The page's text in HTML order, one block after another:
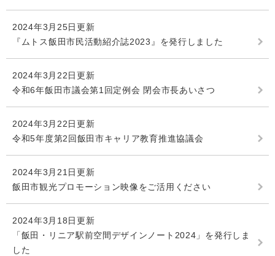
2024年3月25日更新
『ムトス飯田市民活動紹介誌2023』を発行しました
2024年3月22日更新
令和6年飯田市議会第1回定例会 閉会市長あいさつ
2024年3月22日更新
令和5年度第2回飯田市キャリア教育推進協議会
2024年3月21日更新
飯田市観光プロモーション映像をご活用ください
2024年3月18日更新
「飯田・リニア駅前空間デザインノート2024」を発行しま
した